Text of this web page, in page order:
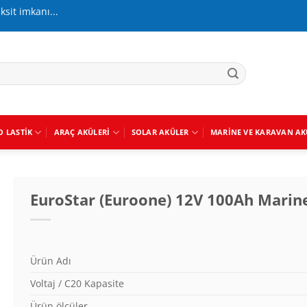
imkanı...
LASTIK ARAÇ AKÜLERI SOLAR AKÜLER MARINE VE KARAVAN
EuroStar (Euroone) 12V 100Ah
Ürün Adı
Voltaj / C20 Kapasite